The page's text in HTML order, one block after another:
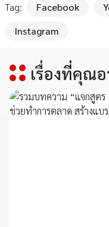
Tag: Facebook
Instagram
เรื่องที่คุณ